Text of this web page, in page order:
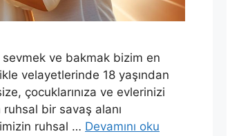
sevmek ve bakmak bizim en
velayetlerinde 18 yaşından
çocuklarınıza ve evlerinizi
bir savaş alanı
ruhsal … Devamını oku